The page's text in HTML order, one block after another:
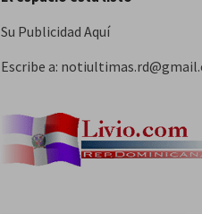
Su Publicidad Aquí
Escribe a: